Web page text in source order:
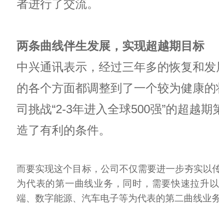
者进行了交流。
两条曲线伴生发展，实现超越期目标
中兴通讯表示，经过三年多的恢复和
的各个方面都调整到了一个较为健康
司挑战“2-3年进入全球500强”的超越期
造了有利的条件。
而要实现这个目标，公司不仅需要进一步夯实以
为代表的第一曲线业务，同时，需要快速拉升
端、数字能源、汽车电子等为代表的第二曲线业